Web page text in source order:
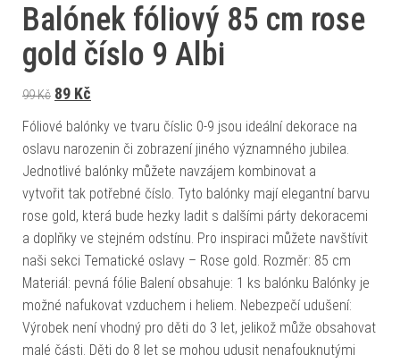
Balónek fóliový 85 cm rose
gold číslo 9 Albi
99Kč Původní cena byla: 99 Kč.
89 Kč
Fóliové balónky ve tvaru číslic 0-9 jsou ideální dekorace na
oslavu narozenin či zobrazení jiného významného jubilea.
Jednotlivé balónky můžete navzájem kombinovat a
vytvořit tak potřebné číslo. Tyto balónky mají elegantní barvu
rose gold, která bude hezky ladit s dalšími párty dekoracemi
a doplňky ve stejném odstínu. Pro inspiraci můžete navštívit
naši sekci Tematické oslavy – Rose gold. Rozměr: 85 cm
Materiál: pevná fólie Balení obsahuje: 1 ks balónku Balónky je
možné nafukovat vzduchem i heliem. Nebezpečí udušení:
Výrobek není vhodný pro děti do 3 let, jelikož může obsahovat
malé části. Děti do 8 let se mohou udusit nenafouknutými